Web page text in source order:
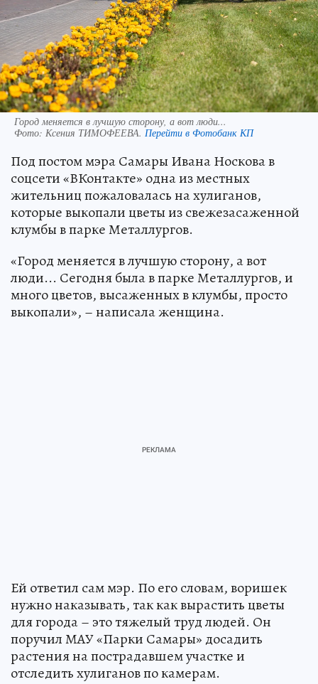
Город меняется в лучшую сторону, а вот люди...
Фото: Ксения ТИМОФЕЕВА. Перейти в Фотобанк КП
Под постом мэра Самары Ивана Носкова в
соцсети «ВКонтакте» одна из местных
жительниц пожаловалась на хулиганов,
которые выкопали цветы из свежезасаженной
клумбы в парке Металлургов.
«Город меняется в лучшую сторону, а вот
люди... Сегодня была в парке Металлургов, и
много цветов, высаженных в клумбы, просто
выкопали», – написала женщина.
Ей ответил сам мэр. По его словам, воришек
нужно наказывать, так как вырастить цветы
для города – это тяжелый труд людей. Он
поручил МАУ «Парки Самары» досадить
растения на пострадавшем участке и
отследить хулиганов по камерам.